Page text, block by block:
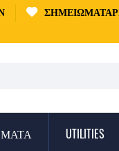
UTILITIES